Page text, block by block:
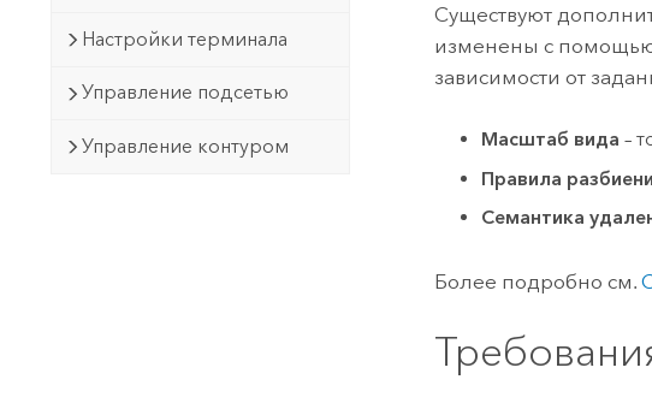
Настройки терминала
Управление подсетью
Управление контуром
Существуют
изменены с помощью
зависимости от
Масштаб вида –
Правила
Семантика
Более подробно см.